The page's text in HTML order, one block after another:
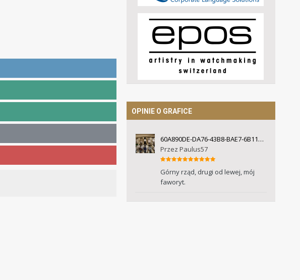
OPINIE O GRAFICE
60A890DE-DA76-43B8-BAE7-6B110D7B7445.jpeg
Przez Paulus57
Górny rząd, drugi od lewej, mój
faworyt.